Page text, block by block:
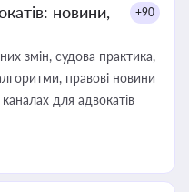
новини,
+90
змін, судова практика,
правові новини
для адвокатів